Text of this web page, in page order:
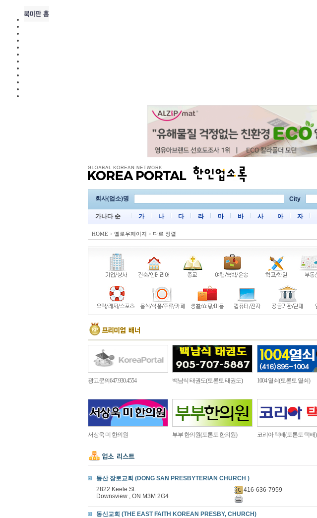
회사(업소)명 City
가나다 순 가 나 다 라 마 바 사 아 자
HOME > 옐로우페이지 > 다로 정렬
광고문의647.930.4554 백남식 태권도(토론토 태권도) 1004 열쇠(토론토 열쇠)
서상욱 미 한의원 부부 한의원(토론토 한의원) 코리아 택배(토론토 택배)
동산 장로교회 (DONG SAN PRESBYTERIAN CHURCH )
2822 Keele St.
Downsview , ON M3M 2G4
416-636-7959
동신교회 (THE EAST FAITH KOREAN PRESBY, CHURCH)